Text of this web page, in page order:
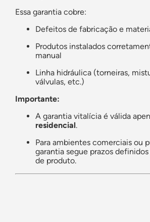
Essa garantia cobre:
Defeitos de fabricação e
Produtos instalados
manual
Linha hidráulica (torneiras,
válvulas, etc.)
Importante:
A garantia vitalícia é válida
residencial.
Para ambientes comerciais ou
garantia segue prazos
de produto.